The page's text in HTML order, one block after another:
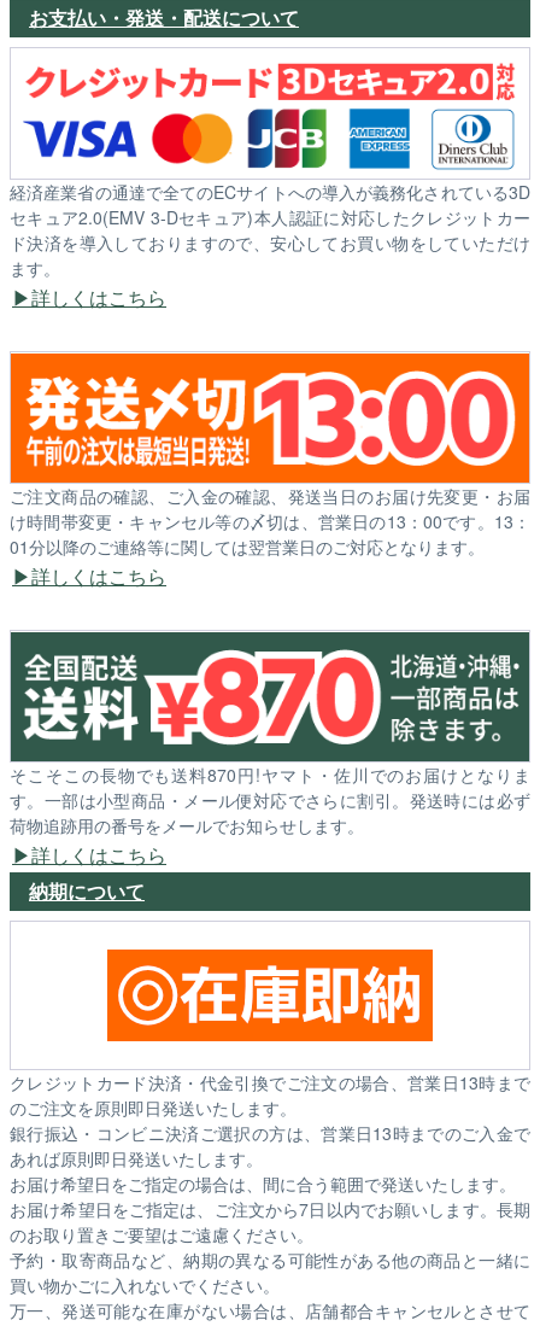
お支払い・発送・配送について
経済産業省の通達で全てのECサイトへの導入が義務化されている3D
セキュア2.0(EMV 3-Dセキュア)本人認証に対応したクレジットカー
ド決済を導入しておりますので、安心してお買い物をしていただけ
ます。
詳しくはこちら
ご注文商品の確認、ご入金の確認、発送当日のお届け先変更・お届
け時間帯変更・キャンセル等の〆切は、営業日の13：00です。13：
01分以降のご連絡等に関しては翌営業日のご対応となります。
詳しくはこちら
そこそこの長物でも送料870円!ヤマト・佐川でのお届けとなりま
す。一部は小型商品・メール便対応でさらに割引。発送時には必ず
荷物追跡用の番号をメールでお知らせします。
詳しくはこちら
納期について
クレジットカード決済・代金引換でご注文の場合、営業日13時まで
のご注文を原則即日発送いたします。
銀行振込・コンビニ決済ご選択の方は、営業日13時までのご入金で
あれば原則即日発送いたします。
お届け希望日をご指定の場合は、間に合う範囲で発送いたします。
お届け希望日をご指定は、ご注文から7日以内でお願いします。長期
のお取り置きご要望はご遠慮ください。
予約・取寄商品など、納期の異なる可能性がある他の商品と一緒に
買い物かごに入れないでください。
万一、発送可能な在庫がない場合は、店舗都合キャンセルとさせて